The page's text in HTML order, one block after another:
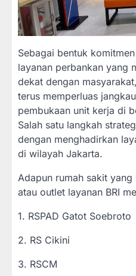
Sebagai bentuk
layanan perbankan yang
dekat dengan
terus memperluas
pembukaan unit kerja di
Salah satu langkah
dengan menghadirkan
di wilayah Jakarta.
Adapun rumah sakit
atau outlet layanan BRI
1. RSPAD Gatot Soebroto
2. RS Cikini
3. RSCM